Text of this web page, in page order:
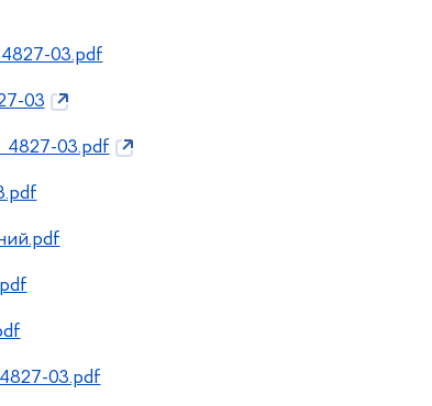
03.pdf
03
4827-03.pdf
03.pdf